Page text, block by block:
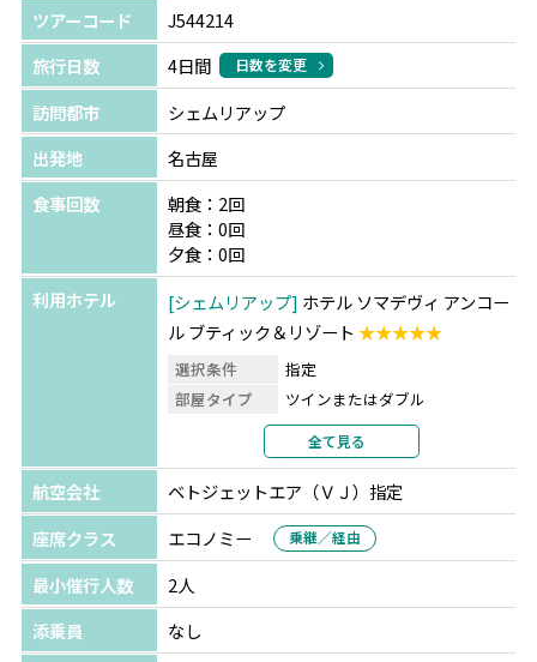
ツアーコード
J544214
旅行日数
4日間 日数を変更
訪問都市
シェムリアップ
出発地
名古屋
食事回数
朝食：2回
昼食：0回
夕食：0回
利用ホテル
シェムリアップ ホテル ソマデヴィ アンコー
ル ブティック＆リゾート ★★★★★
選択条件
指定
部屋タイプ
ツインまたはダブル
2名1室利用
部屋カテゴリ
指定なし
全て見る
航空会社
ベトジェットエア（ＶＪ）指定
座席クラス
エコノミー 乗継／経由
最小催行人数
2人
添乗員
なし